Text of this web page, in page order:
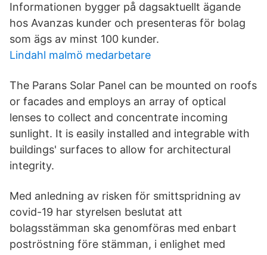
Informationen bygger på dagsaktuellt ägande
hos Avanzas kunder och presenteras för bolag
som ägs av minst 100 kunder.
Lindahl malmö medarbetare
The Parans Solar Panel can be mounted on roofs
or facades and employs an array of optical
lenses to collect and concentrate incoming
sunlight. It is easily installed and integrable with
buildings' surfaces to allow for architectural
integrity.
Med anledning av risken för smittspridning av
covid-19 har styrelsen beslutat att
bolagsstämman ska genomföras med enbart
poströstning före stämman, i enlighet med